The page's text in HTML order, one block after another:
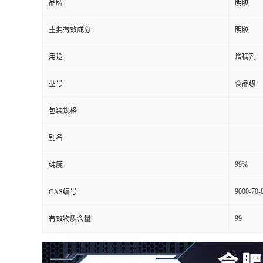
品牌 明胶
主要有效成分 明胶
用途 增稠剂
型号 食品级
包装规格
别名
纯度 99%
CAS编号 9000-70-
有效物质含量 99